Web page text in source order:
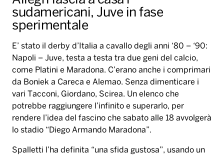
sudamericani, Juve in fase
sperimentale
E’ stato il derby d’Italia a cavallo degli anni ‘80 – ‘90:
Napoli – Juve, testa a testa tra due geni del calcio,
come Platini e Maradona. C’erano anche i comprimari
da Boniek a Careca e Alemao. Senza dimenticare i
vari Tacconi, Giordano, Scirea. Un elenco che
potrebbe raggiungere l’infinito e superarlo, per
rendere l’idea del fascino che sabato alle 18 avvolgerà
lo stadio “Diego Armando Maradona”.
Spalletti l’ha definita “una sfida gustosa”, usando un